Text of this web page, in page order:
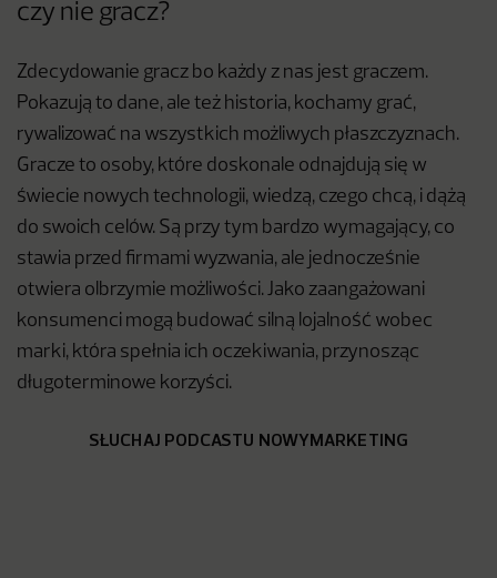
czy nie gracz?
Zdecydowanie gracz bo każdy z nas jest graczem.
Pokazują to dane, ale też historia, kochamy grać,
rywalizować na wszystkich możliwych płaszczyznach.
Gracze to osoby, które doskonale odnajdują się w
świecie nowych technologii, wiedzą, czego chcą, i dążą
do swoich celów. Są przy tym bardzo wymagający, co
stawia przed firmami wyzwania, ale jednocześnie
otwiera olbrzymie możliwości. Jako zaangażowani
konsumenci mogą budować silną lojalność wobec
marki, która spełnia ich oczekiwania, przynosząc
długoterminowe korzyści.
SŁUCHAJ PODCASTU NOWYMARKETING